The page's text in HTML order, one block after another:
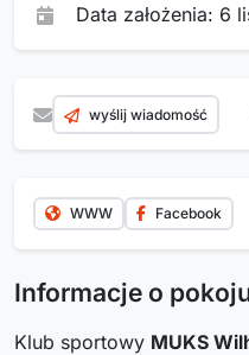
Data założenia: 6
wyślij wiadomość
WWW Facebook
Informacje o
Klub sportowy MUKS